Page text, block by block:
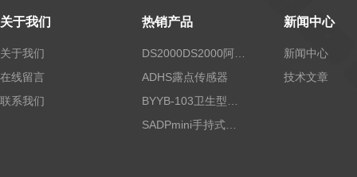
关于我们
关于我们
在线留言
联系我们
热销产品
ADHS露点传感器
新闻中心
新闻中心
技术文章